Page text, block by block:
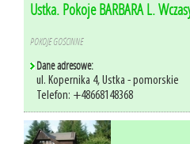
Ustka. Pokoje BARBARA L.
POKOJE GOŚCINNE
Dane adresowe:
ul. Kopernika 4, Ustka - pomorskie
Telefon: +48668148368